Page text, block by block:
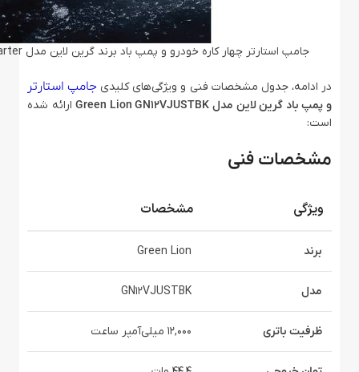
جامپ استارتر چهار کاره خودرو و پمپ باد برند گرین لاین مدل Green Lion 12V Jump Starter
در ادامه، جدول مشخصات فنی و ویژگی‌های کلیدی جامپ استارتر
و پمپ باد گرین لاین مدل Green Lion GN12VJUSTBK
ارائه شده
است:
مشخصات فنی
ویژگی مشخصات
برند Green Lion
مدل GN12VJUSTBK
ظرفیت باتری 12,000 میلی‌آمپر ساعت